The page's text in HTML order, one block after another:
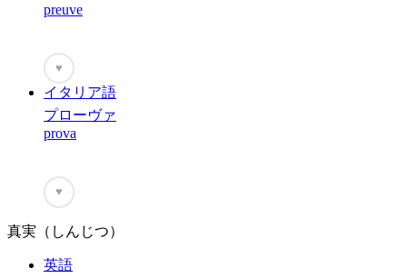
preuve
♥
イタリア語
プローヴァ
prova
♥
真実（しんじつ）
英語